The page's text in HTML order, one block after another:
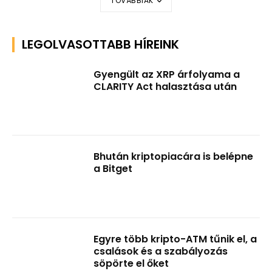
LEGOLVASOTTABB HÍREINK
Gyengült az XRP árfolyama a
CLARITY Act halasztása után
Bhután kriptopiacára is belépne
a Bitget
Egyre több kripto-ATM tűnik el, a
csalások és a szabályozás
söpörte el őket